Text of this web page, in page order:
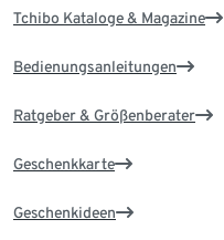
Tchibo Kataloge & Magazine
Bedienungsanleitungen
Ratgeber & Größenberater
Geschenkkarte
Geschenkideen